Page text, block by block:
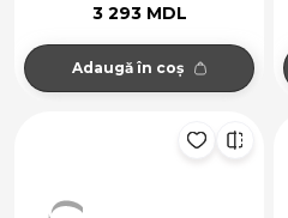
3 293 MDL
Adaugă în coș